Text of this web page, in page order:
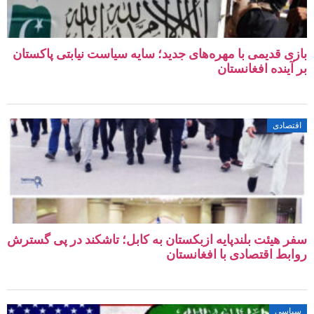
قدیمی با مهره‌های جدید؛ سایه سیاست نیابتی پاکستان
افغانستان
هیئت بلندپایه ازبکستان به کابل؛ تاشکند در پی گسترش
اقتصادی با افغانستان